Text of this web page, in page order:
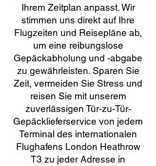
Ihrem Zeitplan anpasst. Wir
stimmen uns direkt auf Ihre
Flugzeiten und Reisepläne ab,
um eine reibungslose
Gepäckabholung und -abgabe
zu gewährleisten. Sparen Sie
Zeit, vermeiden Sie Stress und
reisen Sie mit unserem
zuverlässigen Tür-zu-Tür-
Gepäcklieferservice von jedem
Terminal des internationalen
Flughafens London Heathrow
T3 zu jeder Adresse in